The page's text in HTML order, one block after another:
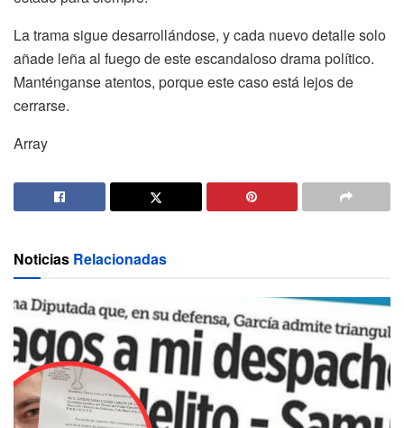
La trama sigue desarrollándose, y cada nuevo detalle solo
añade leña al fuego de este escandaloso drama político.
Manténganse atentos, porque este caso está lejos de
cerrarse.
Array
Noticias Relacionadas